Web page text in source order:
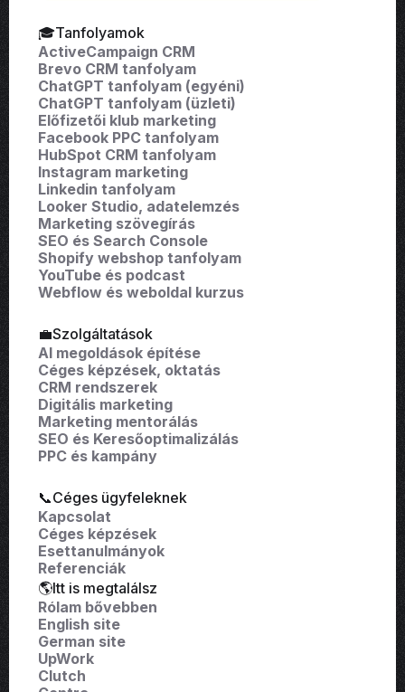
🎓Tanfolyamok
ActiveCampaign CRM
Brevo CRM tanfolyam
ChatGPT tanfolyam (egyéni)
ChatGPT tanfolyam (üzleti)
Előfizetői klub marketing
Facebook PPC tanfolyam
HubSpot CRM tanfolyam
Instagram marketing
Linkedin tanfolyam
Looker Studio, adatelemzés
Marketing szövegírás
SEO és Search Console
Shopify webshop tanfolyam
YouTube és podcast
Webflow és weboldal kurzus
💼Szolgáltatások
AI megoldások építése
Céges képzések, oktatás
CRM rendszerek
Digitális marketing
Marketing mentorálás
SEO és Keresőoptimalizálás
PPC és kampány
📞Céges ügyfeleknek
Kapcsolat
Céges képzések
Esettanulmányok
Referenciák
🌎Itt is megtalálsz
Rólam bővebben
English site
German site
UpWork
Clutch